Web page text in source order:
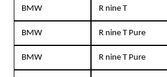
BMW R nine T
BMW R nine T Pure
BMW R nine T Pure